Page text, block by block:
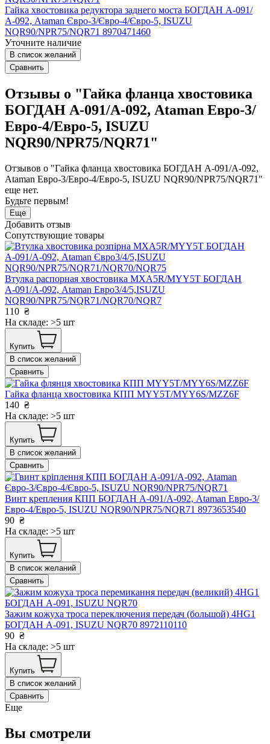
Гайка хвостовика редуктора заднего моста БОГДАН А-091/
А-092, Ataman Євро-3/Євро-4/Євро-5, ISUZU
NQR90/NPR75/NQR71 8970471460
Уточните наличие
В список желаний
Сравнить
Отзывы о "Гайка фланца хвостовика
БОГДАН А-091/А-092, Ataman Евро-3/
Евро-4/Евро-5, ISUZU
NQR90/NPR75/NQR71"
Отзывов о "Гайка фланца хвостовика БОГДАН А-091/А-092,
Ataman Евро-3/Евро-4/Евро-5, ISUZU NQR90/NPR75/NQR71"
еще нет.
Будьте первым!
Еще
Добавить отзыв
Сопутствующие товары
Втулка распорная хвостовика MXA5R/MYY5T БОГДАН
А-091/А-092, Ataman Евро3/4/5,ISUZU
NQR90/NPR75/NQR71/NQR70/NQR7
110 ₴
На складе: >5 шт
Купить
В список желаний
Сравнить
Гайка фланца хвостовика КПП MYY5T/MYY6S/MZZ6F
140 ₴
На складе: >5 шт
Купить
В список желаний
Сравнить
Винт крепления КПП БОГДАН А-091/А-092, Ataman Евро-3/
Евро-4/Евро-5, ISUZU NQR90/NPR75/NQR71 8973653540
90 ₴
На складе: >5 шт
Купить
В список желаний
Сравнить
Зажим кожуха троса переключения передач (большой) 4HG1
БОГДАН А-091, ISUZU NQR70 8972110110
90 ₴
На складе: >5 шт
Купить
В список желаний
Сравнить
Еще
Вы смотрели